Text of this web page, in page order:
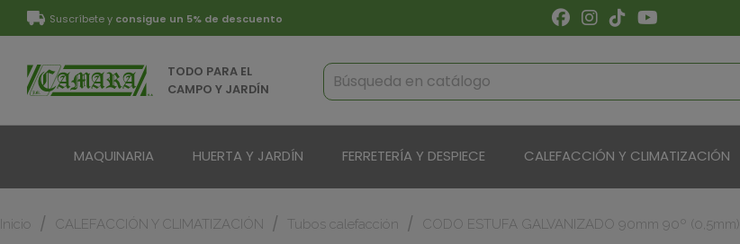
Suscríbete y consigue un 5% de descuento
TODO PARA EL
CAMPO Y JARDÍN
MAQUINARIA HUERTA Y JARDÍN FERRETERÍA Y DESPIECE CALEFACCIÓN Y CLIMATIZACIÓN
Inicio CALEFACCIÓN Y CLIMATIZACIÓN Tubos calefacción CODO ESTUFA GALVANIZADO 90mm 90º (0,5mm)